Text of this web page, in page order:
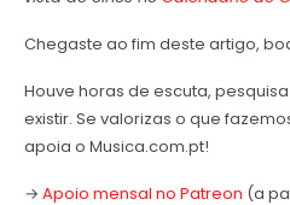
Chegaste ao fim deste artigo,
Houve horas de escuta,
existir. Se valorizas o que
apoia o Musica.com.pt!
→ Apoio mensal no Patreon (a